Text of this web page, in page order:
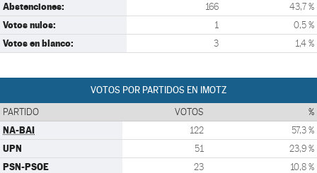
Abstenciones: 166 43,7 %
Votos nulos: 1 0,5 %
Votos en blanco: 3 1,4 %
VOTOS POR PARTIDOS EN IMOTZ
PARTIDO VOTOS %
NA-BAI 122 57,3 %
UPN 51 23,9 %
PSN-PSOE 23 10,8 %